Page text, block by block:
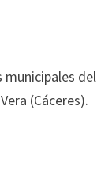
municipales del
(Cáceres).